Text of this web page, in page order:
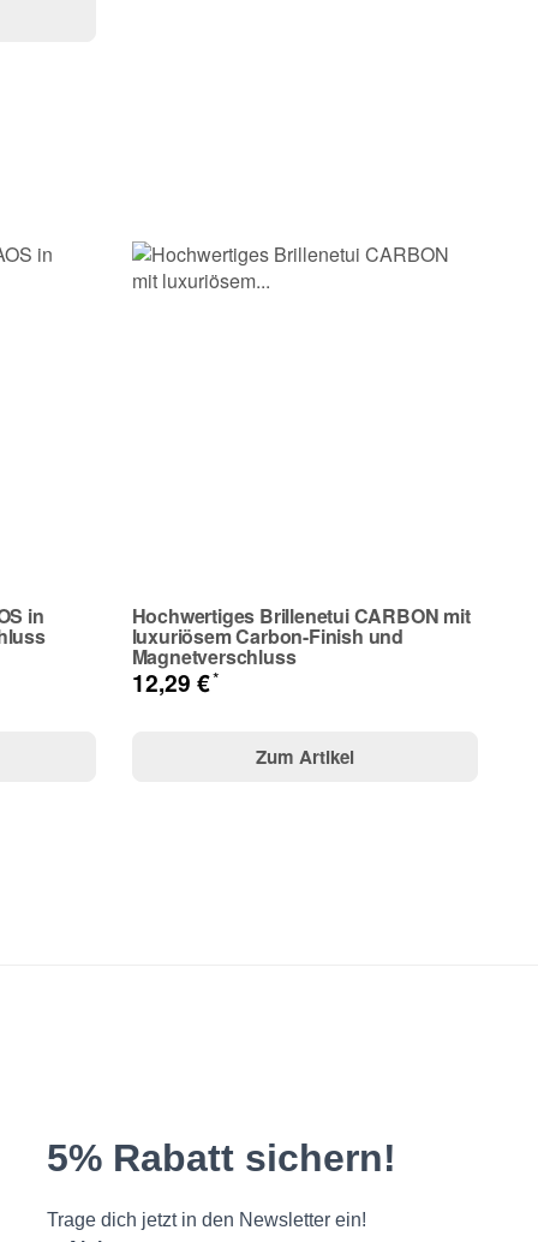
in Hochwertiges Brillenetui CARBON mit
luxuriösem Carbon-Finish und
Magnetverschluss
12,29 €*
Zum Artikel